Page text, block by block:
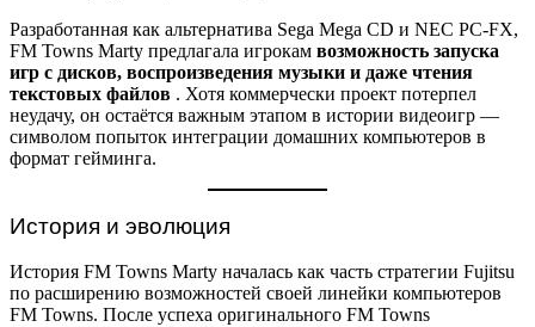
Разработанная как альтернатива Sega Mega CD и NEC PC-FX,
FM Towns Marty предлагала игрокам возможность запуска
игр с дисков, воспроизведения музыки и даже чтения
текстовых файлов . Хотя коммерчески проект потерпел
неудачу, он остаётся важным этапом в истории видеоигр —
символом попыток интеграции домашних компьютеров в
формат гейминга.
История и эволюция
История FM Towns Marty началась как часть стратегии Fujitsu
по расширению возможностей своей линейки компьютеров
FM Towns. После успеха оригинального FM Towns